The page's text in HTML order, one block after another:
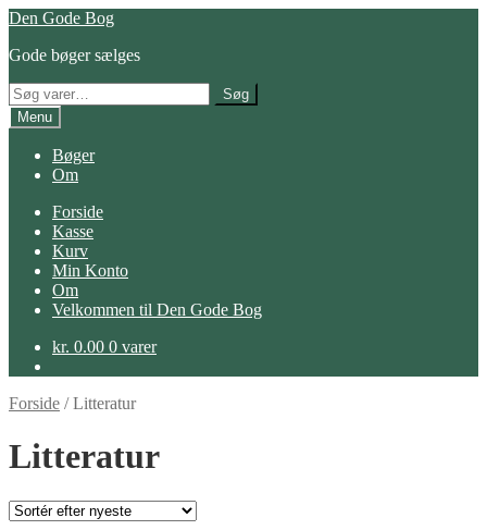
Spring
navigation
Spring
indhold
Den Gode Bog
Gode bøger sælges
Søg
efter:
Søg
Menu
Bøger
Om
Forside
Kasse
Kurv
Min Konto
Om
Velkommen til Den Gode Bog
kr. 0.00 0 varer
Forside /Litteratur
Litteratur